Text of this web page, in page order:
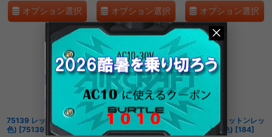
オプション選択 オプション選択 オプション選択
75139 レッグカバー (3
色) [75139]
284 クールレッグカバ
ー (4色) [284]
184 クールコットンレッ
グカバー (2色) [184]